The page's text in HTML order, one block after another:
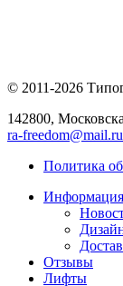
© 2011-2026
142800,
ra-freedom@mail.ru
Политика
Информация
Отзывы
Лифты